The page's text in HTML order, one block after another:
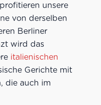
unsere
von derselben
Berliner
wird das
italienischen
Gerichte mit
die auch im